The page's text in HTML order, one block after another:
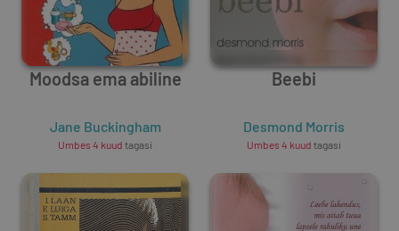
Moodsa ema abiline
Jane Buckingham
Umbes 4 kuud tagasi
Beebi
Desmond Morris
Umbes 4 kuud tagasi